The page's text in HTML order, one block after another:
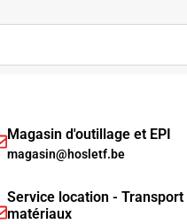
Magasin d'outillage et EPI
magasin@hosletf.be
Service location - Transport
matériaux